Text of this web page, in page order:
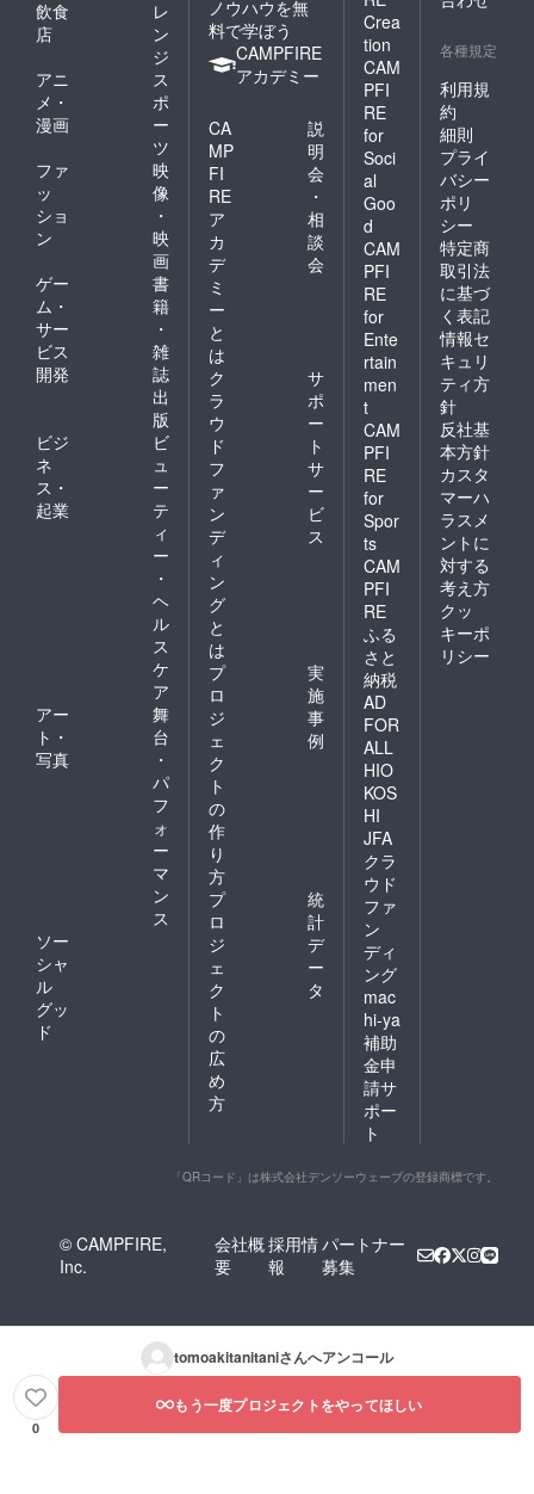
飲食
店
レ
ン
ジ
アニ
メ・
漫画
ス
ポ
ー
ツ
ファ
ッ
ショ
ン
映
像
・
映
画
ゲー
ム・
サー
ビス
開発
書
籍
・
雑
誌
出
版
ビジ
ネ
ス・
起業
ビ
ュ
ー
テ
ィ
ー
・
ヘ
ル
ス
ケ
ア
アー
ト・
写真
舞
台
・
パ
フ
ォ
ー
マ
ン
ス
ソー
シャ
ル
グッ
ド
ノウハウを無
料で学ぼう
CAMPFIRE
アカデミー
CA
MP
FI
RE
ア
カ
デ
ミ
ー
と
は
説
明
会
・
相
談
会
ク
ラ
ウ
ド
フ
ァ
ン
デ
ィ
ン
グ
と
は
サ
ポ
ー
ト
サ
ー
ビ
ス
プ
ロ
ジ
ェ
ク
ト
の
作
り
方
実
施
事
例
プ
ロ
ジ
ェ
ク
ト
の
広
め
方
統
計
デ
ー
タ
Crea
tion
CAM
PFI
RE
for
Soci
al
Goo
d
CAM
PFI
RE
for
Ente
rtain
men
t
CAM
PFI
RE
for
Spor
ts
CAM
PFI
RE
ふる
さと
納税
AD
FOR
ALL
HIO
KOS
HI
JFA
クラ
ウド
ファ
ン
ディ
ング
mac
hi-ya
補助
金申
請サ
ポー
ト
各種規定
利用規
約
細則
プライ
バシー
ポリ
シー
特定商
取引法
に基づ
く表記
情報セ
キュリ
ティ方
針
反社基
本方針
カスタ
マーハ
ラスメ
ントに
対する
考え方
クッ
キーポ
リシー
「QRコード」は株式会社デンソーウェーブの登録商標です。
© CAMPFIRE,
Inc.
会社概
要
採用情
報
パートナー
募集
tomoakitanitaniさんへアンコール
0
もう一度プロジェクトをやってほしい